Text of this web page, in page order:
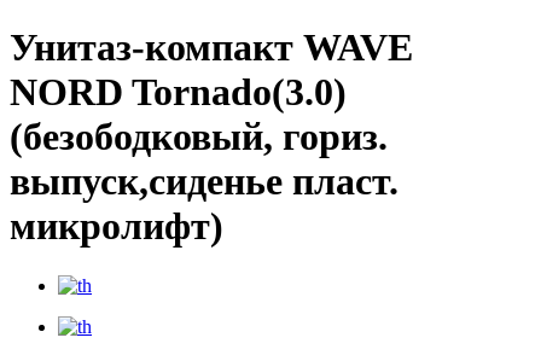
Унитаз-компакт WAVE
NORD Tornado(3.0)
(безободковый, гориз.
выпуск,сиденье пласт.
микролифт)